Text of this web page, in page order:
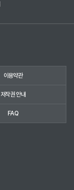
이용약관
저작권 안내
FAQ